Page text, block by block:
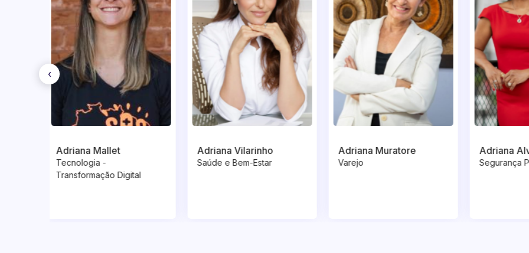
Adriana Vilarinho
Saúde e Bem-Estar
Adriana Muratore
Varejo
Adriana Alves
Segurança Psicológica
Adriana
Trabalho
‹